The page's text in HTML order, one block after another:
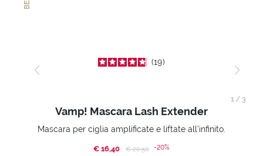
19
Vamp! Mascara Lash Extender
Mascara per ciglia amplificate e liftate all’infinito.
€ 16,40 Price reduced from
€ 20,50to-20%
1/ 3